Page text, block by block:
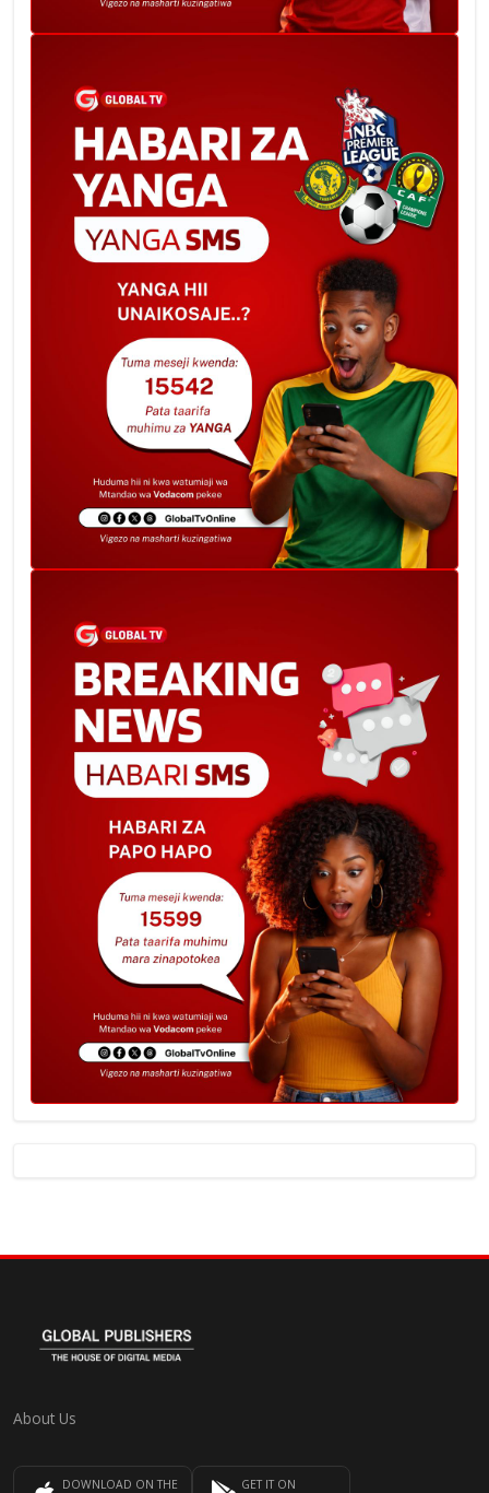
About Us
DOWNLOAD ON THE GET IT ON